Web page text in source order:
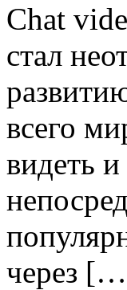
Chat
стал
всего
видеть
через